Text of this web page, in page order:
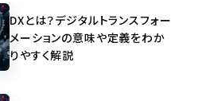
DXとは？デジタルトランスフォー
メーションの意味や定義をわか
りやすく解説